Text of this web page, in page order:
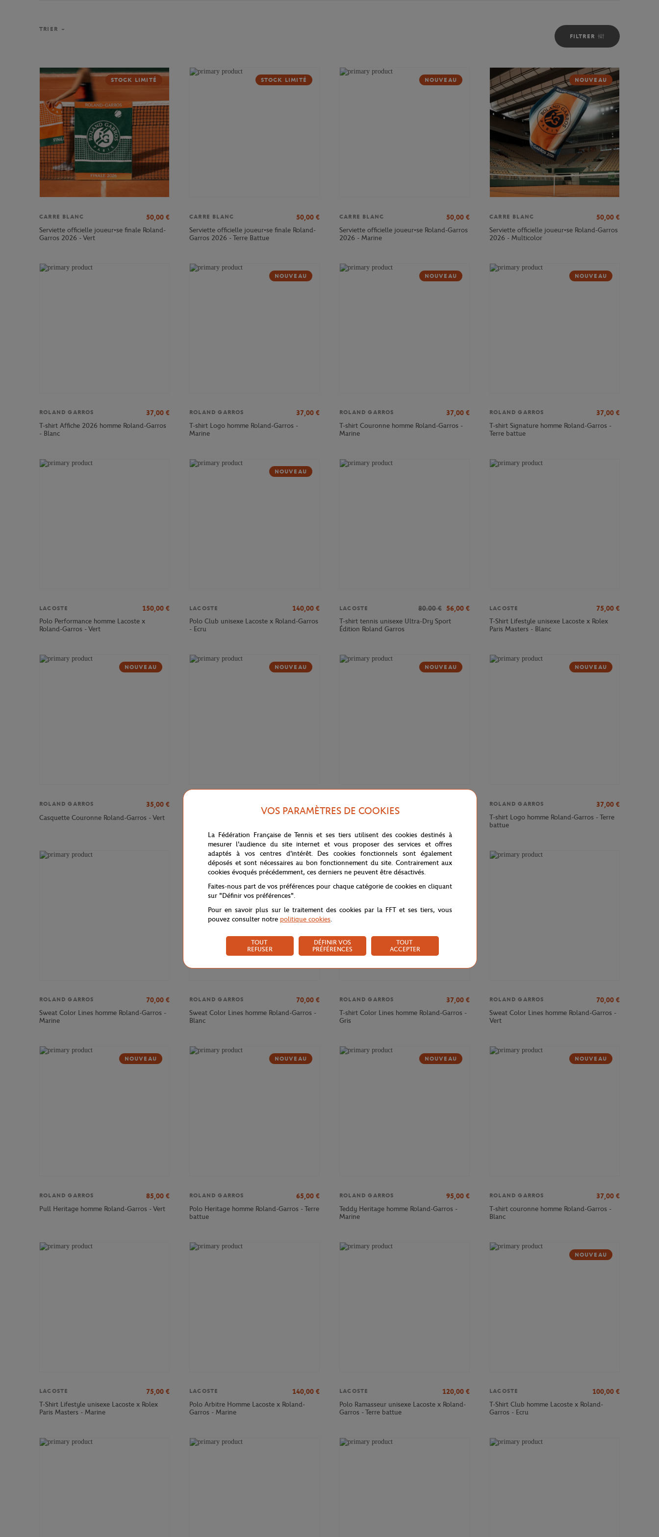
FILTRER
TRIER
STOCK LIMITÉ
CARRE BLANC 50,00 €
Serviette officielle joueur•se finale Roland-
Garros 2026 - Vert
STOCK LIMITÉ
CARRE BLANC 50,00 €
Serviette officielle joueur•se finale Roland-
Garros 2026 - Terre Battue
NOUVEAU
CARRE BLANC 50,00 €
Serviette officielle joueur•se Roland-Garros
2026 - Marine
NOUVEAU
CARRE BLANC 50,00 €
Serviette officielle joueur•se Roland-Garros
2026 - Multicolor
ROLAND GARROS 37,00 €
T-shirt Affiche 2026 homme Roland-Garros
- Blanc
NOUVEAU
ROLAND GARROS 37,00 €
T-shirt Logo homme Roland-Garros -
Marine
NOUVEAU
ROLAND GARROS 37,00 €
T-shirt Couronne homme Roland-Garros -
Marine
NOUVEAU
ROLAND GARROS 37,00 €
T-shirt Signature homme Roland-Garros -
Terre battue
LACOSTE 150,00 €
Polo Performance homme Lacoste x
Roland-Garros - Vert
NOUVEAU
LACOSTE 140,00 €
Polo Club unisexe Lacoste x Roland-Garros
- Ecru
LACOSTE 80.00 € 56,00 €
T-shirt tennis unisexe Ultra-Dry Sport
Édition Roland Garros
LACOSTE 75,00 €
T-Shirt Lifestyle unisexe Lacoste x Rolex
Paris Masters - Blanc
NOUVEAU
ROLAND GARROS 35,00 €
Casquette Couronne Roland-Garros - Vert
NOUVEAU
€
NOUVEAU NOUVEAU
ROLAND GARROS 37,00 €
T-shirt Logo homme Roland-Garros - Terre
battue
ROLAND GARROS 70,00 €
Sweat Color Lines homme Roland-Garros -
Marine
ROLAND GARROS 70,00 €
Sweat Color Lines homme Roland-Garros -
Blanc
ROLAND GARROS 37,00 €
T-shirt Color Lines homme Roland-Garros -
Gris
ROLAND GARROS 70,00 €
Sweat Color Lines homme Roland-Garros -
Vert
NOUVEAU
ROLAND GARROS 85,00 €
Pull Heritage homme Roland-Garros - Vert
NOUVEAU
ROLAND GARROS 65,00 €
Polo Heritage homme Roland-Garros - Terre
battue
NOUVEAU
ROLAND GARROS 95,00 €
Teddy Heritage homme Roland-Garros -
Marine
NOUVEAU
ROLAND GARROS 37,00 €
T-shirt couronne homme Roland-Garros -
Blanc
LACOSTE 75,00 €
T-Shirt Lifestyle unisexe Lacoste x Rolex
Paris Masters - Marine
LACOSTE 140,00 €
Polo Arbitre Homme Lacoste x Roland-
Garros - Marine
LACOSTE 120,00 €
Polo Ramasseur unisexe Lacoste x Roland-
Garros - Terre battue
NOUVEAU
LACOSTE 100,00 €
T-Shirt Club homme Lacoste x Roland-
Garros - Ecru
VOS PARAMÈTRES DE COOKIES
La Fédération Française de Tennis et ses tiers utilisent des cookies destinés à
mesurer l'audience du site internet et vous proposer des services et offres
adaptés à vos centres d'intérêt. Des cookies fonctionnels sont également
déposés et sont nécessaires au bon fonctionnement du site. Contrairement aux
cookies évoqués précédemment, ces derniers ne peuvent être désactivés.
Faites-nous part de vos préférences pour chaque catégorie de cookies en cliquant
sur "Définir vos préférences".
Pour en savoir plus sur le traitement des cookies par la FFT et ses tiers, vous
pouvez consulter notre politique cookies.
TOUT
REFUSER
DÉFINIR VOS
PRÉFÉRENCES
TOUT
ACCEPTER